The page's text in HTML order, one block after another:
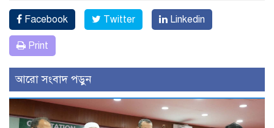
Facebook Twitter Linkedin
Print
আরো সংবাদ পড়ুন